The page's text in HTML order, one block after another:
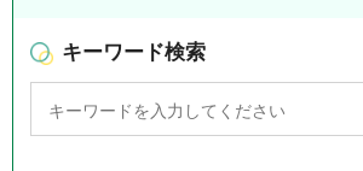
キーワード検索